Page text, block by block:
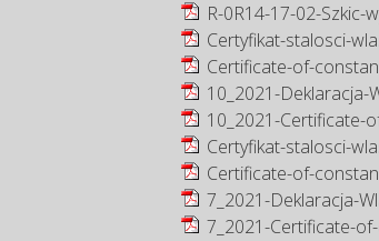
R-0R14-17-02-Szkic-
Certyfikat-stalosci-
Certificate-of-
10_2021-Deklaracja-
10_2021-Certificate-
Certyfikat-stalosci-
Certificate-of-
7_2021-Deklaracja-
7_2021-Certificate-